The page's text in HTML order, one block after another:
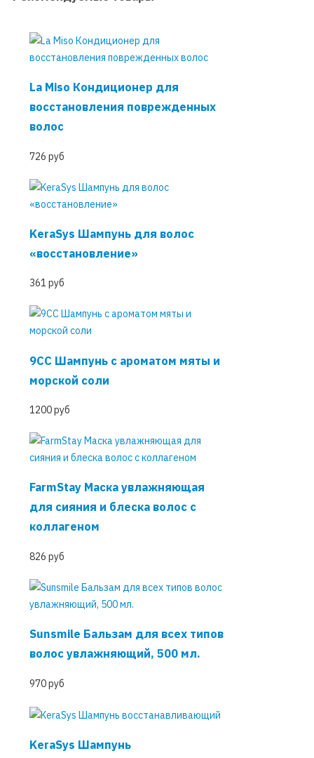
La Miso Кондиционер для
восстановления поврежденных
волос
726 руб
KeraSys Шампунь для волос
«восстановление»
361 руб
9CC Шампунь с ароматом мяты и
морской соли
1200 руб
FarmStay Маска увлажняющая
для сияния и блеска волос с
коллагеном
826 руб
Sunsmile Бальзам для всех типов
волос увлажняющий, 500 мл.
970 руб
KeraSys Шампунь